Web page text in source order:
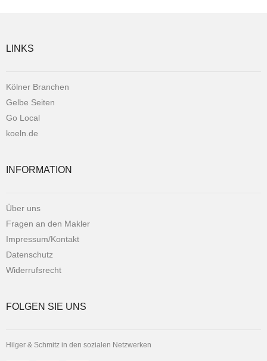
LINKS
Kölner Branchen
Gelbe Seiten
Go Local
koeln.de
INFORMATION
Über uns
Fragen an den Makler
Impressum/Kontakt
Datenschutz
Widerrufsrecht
FOLGEN SIE UNS
Hilger & Schmitz in den sozialen Netzwerken